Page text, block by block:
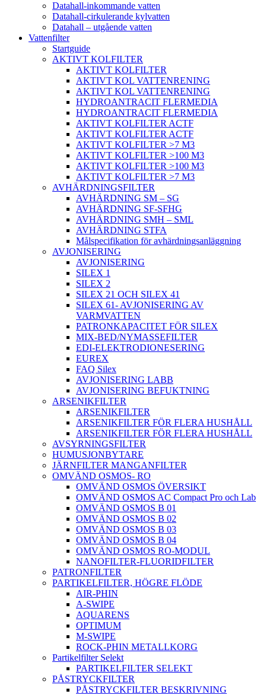
Datahall-inkommande vatten
Datahall-cirkulerande kylvatten
Datahall – utgående vatten
Vattenfilter
Startguide
AKTIVT KOLFILTER
AKTIVT KOLFILTER
AKTIVT KOL VATTENRENING
AKTIVT KOL VATTENRENING
HYDROANTRACIT FLERMEDIA
HYDROANTRACIT FLERMEDIA
AKTIVT KOLFILTER ACTF
AKTIVT KOLFILTER ACTF
AKTIVT KOLFILTER >7 M3
AKTIVT KOLFILTER >100 M3
AKTIVT KOLFILTER >100 M3
AKTIVT KOLFILTER >7 M3
AVHÄRDNINGSFILTER
AVHÄRDNING SM – SG
AVHÄRDNING SF-SFHG
AVHÄRDNING SMH – SML
AVHÄRDNING STFA
Målspecifikation för avhärdningsanläggning
AVJONISERING
AVJONISERING
SILEX 1
SILEX 2
SILEX 21 OCH SILEX 41
SILEX 61- AVJONISERING AV
VARMVATTEN
PATRONKAPACITET FÖR SILEX
MIX-BED/NYMASSEFILTER
EDI-ELEKTRODIONESERING
EUREX
FAQ Silex
AVJONISERING LABB
AVJONISERING BEFUKTNING
ARSENIKFILTER
ARSENIKFILTER
ARSENIKFILTER FÖR FLERA HUSHÅLL
ARSENIKFILTER FÖR FLERA HUSHÅLL
AVSYRNINGSFILTER
HUMUSJONBYTARE
JÄRNFILTER MANGANFILTER
OMVÄND OSMOS- RO
OMVÄND OSMOS ÖVERSIKT
OMVÄND OSMOS AC Compact Pro och Lab
OMVÄND OSMOS B 01
OMVÄND OSMOS B 02
OMVÄND OSMOS B 03
OMVÄND OSMOS B 04
OMVÄND OSMOS RO-MODUL
NANOFILTER-FLUORIDFILTER
PATRONFILTER
PARTIKELFILTER, HÖGRE FLÖDE
AIR-PHIN
A-SWIPE
AQUARENS
OPTIMUM
M-SWIPE
ROCK-PHIN METALLKORG
Partikelfilter Selekt
PARTIKELFILTER SELEKT
PÅSTRYCKFILTER
PÅSTRYCKFILTER BESKRIVNING